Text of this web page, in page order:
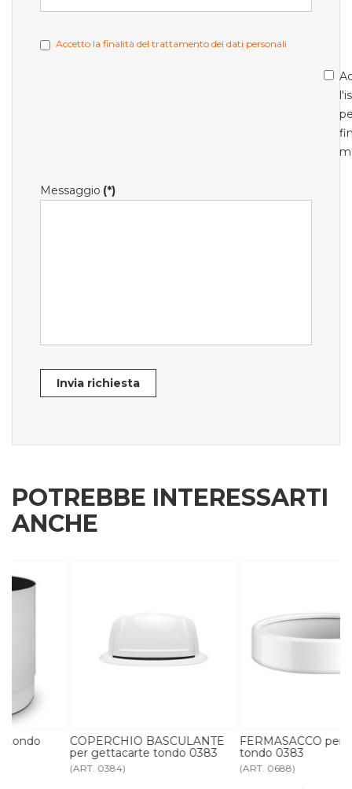
Accetto la finalità del trattamento dei dati personali
Messaggio (*)
Invia richiesta
POTREBBE INTERESSARTI
ANCHE
COPERCHIO BASCULANTE
per gettacarte tondo 0383
FERMASACCO per gettacarte
tondo 0383